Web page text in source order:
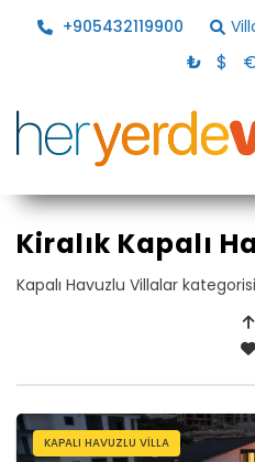
+905432119900
₺ $
Kiralık Kapalı
Kapalı Havuzlu Villalar
KAPALI HAVUZLU VILLA